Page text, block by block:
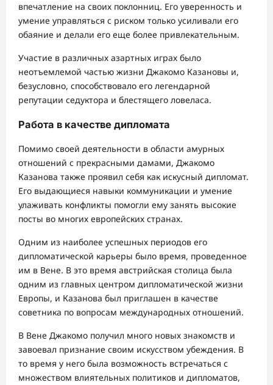
впечатление на своих поклонниц. Его уверенность и
умение управляться с риском только усиливали его
обаяние и делали его еще более привлекательным.
Участие в различных азартных играх было
неотъемлемой частью жизни Джакомо Казановы и,
безусловно, способствовало его легендарной
репутации седуктора и блестящего ловеласа.
Работа в качестве дипломата
Помимо своей деятельности в области амурных
отношений с прекрасными дамами, Джакомо
Казанова также проявил себя как искусный дипломат.
Его выдающиеся навыки коммуникации и умение
улаживать конфликты помогли ему занять высокие
посты во многих европейских странах.
Одним из наиболее успешных периодов его
дипломатической карьеры было время, проведенное
им в Вене. В это время австрийская столица была
одним из главных центром дипломатической жизни
Европы, и Казанова был приглашен в качестве
советника по вопросам международных отношений.
В Вене Джакомо получил много новых знакомств и
завоевал признание своим искусством убеждения. В
то время у него была возможность встречаться с
множеством влиятельных политиков и дипломатов,